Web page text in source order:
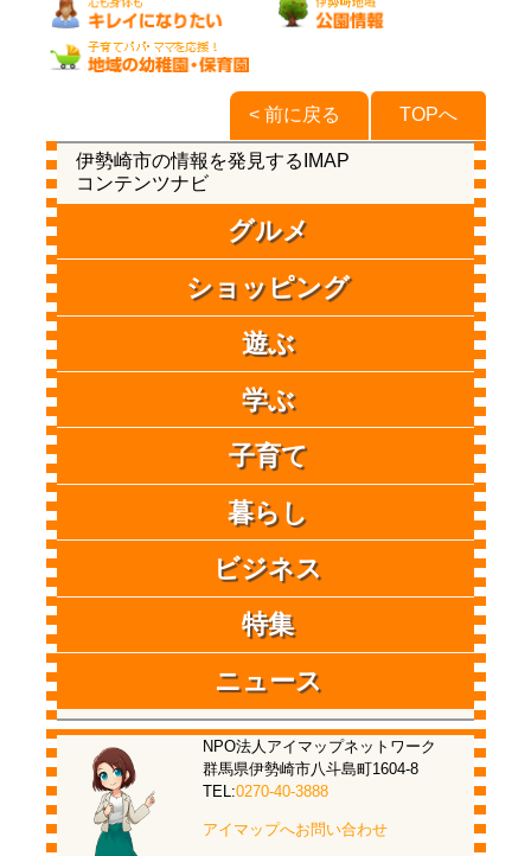
TOPへ
< 前に戻る
伊勢崎市の情報を発見するIMAP
コンテンツナビ
グルメ
ショッピング
遊ぶ
学ぶ
子育て
暮らし
ビジネス
特集
ニュース
NPO法人アイマップネットワーク
群馬県伊勢崎市八斗島町1604-8
TEL:0270-40-3888
アイマップへお問い合わせ